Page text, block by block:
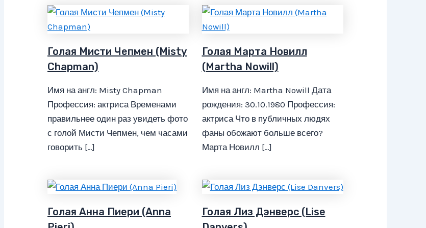
Голая Мисти Чепмен (Misty
Chapman)
Имя на англ: Misty Chapman
Профессия: актриса Временами
правильнее один раз увидеть фото
с голой Мисти Чепмен, чем часами
говорить […]
Голая Марта Новилл
(Martha Nowill)
Имя на англ: Martha Nowill Дата
рождения: 30.10.1980 Профессия:
актриса Что в публичных людях
фаны обожают больше всего?
Марта Новилл […]
Голая Анна Пиери (Anna
Голая Лиз Дэнверс (Lise